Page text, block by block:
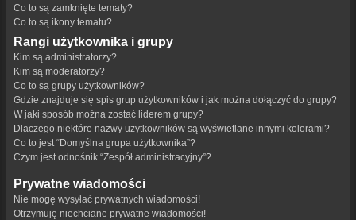
Co to są zamknięte tematy?
Co to są ikony tematu?
Rangi użytkownika i grupy
Kim są administratorzy?
Kim są moderatorzy?
Co to są grupy użytkowników?
Gdzie znajduje się spis grup użytkowników i jak można dołączyć do grupy?
W jaki sposób można zostać liderem grupy?
Dlaczego niektóre nazwy użytkowników są wyświetlane innymi kolorami?
Co to jest “Domyślna grupa użytkownika”?
Czym jest odnośnik “Zespół administracyjny”?
Prywatne wiadomości
Nie mogę wysyłać prywatnych wiadomości!
Otrzymuję niechciane prywatne wiadomości!